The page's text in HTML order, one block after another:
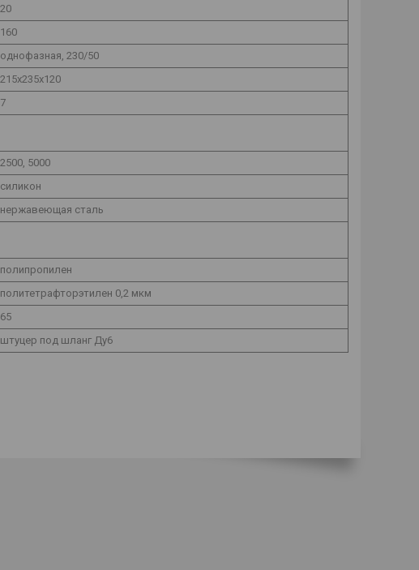
20
160
однофазная, 230/50
215х235х120
7
2500, 5000
силикон
нержавеющая сталь
полипропилен
политетрафторэтилен 0,2 мкм
65
штуцер под шланг Ду6